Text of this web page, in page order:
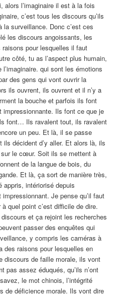
alors l’imaginaire il est à la fois
c’est tous les discours qu’ils
la surveillance. Donc c’est ces
les discours angoissants, les
pour lesquelles il faut
côté, tu as l’aspect plus humain,
qui sont les émotions
des gens qui vont ouvrir la
ils ouvrent, ils ouvrent et il n’y a
la bouche et parfois ils font
impressionnante. Ils font ce que je
font… Ils ravalent tout, ils ravalent
un peu. Et là, il se passe
décident d’y aller. Et alors là, ils
le cœur. Soit ils se mettent à
de la langue de bois, du
Et là, ça sort de manière très,
appris, intériorisé depuis
Je pense qu’il faut
quel point c’est difficile de dire.
et ça rejoint les recherches
passer des enquêtes qui
y compris les caméras à
des raisons pour lesquelles en
discours de faille morale, ils vont
pas assez éduqués, qu’ils n’ont
le mot chinois, l’intégrité
de déficience morale. Ils vont dire